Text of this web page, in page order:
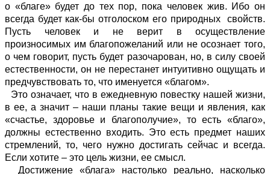
о «благе» будет до тех пор, пока человек жив. Ибо он
всегда будет как-бы отголоском его природных свойств.
Пусть человек и не верит в осуществление
произносимых им благопожеланий или не осознает того,
о чем говорит, пусть будет разочарован, но, в силу своей
естественности, он не перестанет интуитивно ощущать и
предчувствовать то, что именуется «благом».
Это означает, что в ежедневную повестку нашей жизни,
в ее, а значит – наши планы такие вещи и явления, как
«счастье, здоровье и благополучие», то есть «благо»,
должны естественно входить. Это есть предмет наших
стремлений, то, чего нужно достигать сейчас и всегда.
Если хотите – это цель жизни, ее смысл.
Достижение «блага» настолько реально, насколько